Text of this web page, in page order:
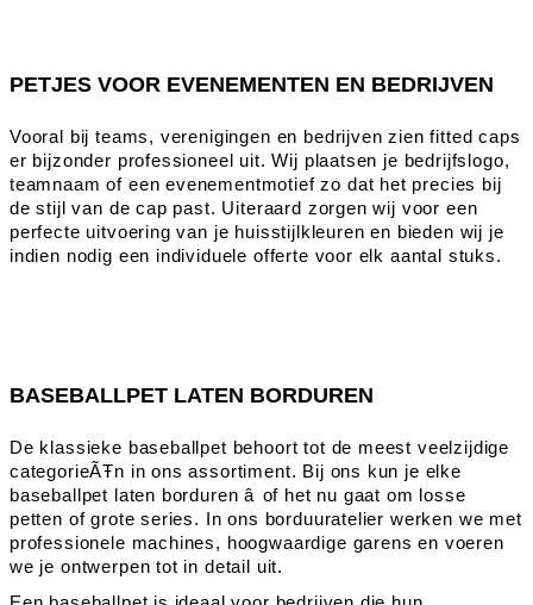
PETJES VOOR EVENEMENTEN EN BEDRIJVEN
Vooral bij teams, verenigingen en bedrijven zien fitted caps
er bijzonder professioneel uit. Wij plaatsen je bedrijfslogo,
teamnaam of een evenementmotief zo dat het precies bij
de stijl van de cap past. Uiteraard zorgen wij voor een
perfecte uitvoering van je huisstijlkleuren en bieden wij je
indien nodig een individuele offerte voor elk aantal stuks.
BASEBALLPET LATEN BORDUREN
De klassieke baseballpet behoort tot de meest veelzijdige
categorieÃŦn in ons assortiment. Bij ons kun je elke
baseballpet laten borduren â of het nu gaat om losse
petten of grote series. In ons borduuratelier werken we met
professionele machines, hoogwaardige garens en voeren
we je ontwerpen tot in detail uit.